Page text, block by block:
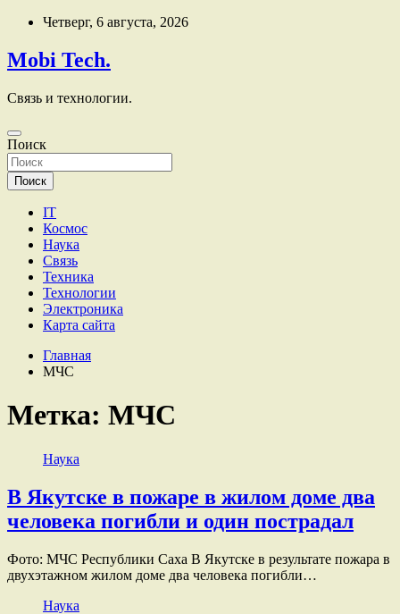
Перейти
содержимому
Четверг, 6 августа, 2026
Mobi Tech.
Связь и технологии.
Поиск
Поиск
IT
Космос
Наука
Связь
Техника
Технологии
Электроника
Карта сайта
Главная
МЧС
Метка: МЧС
Наука
В Якутске в пожаре в жилом доме два
человека погибли и один пострадал
Фото: МЧС Республики Саха В Якутске в результате пожара в
двухэтажном жилом доме два человека погибли…
Наука